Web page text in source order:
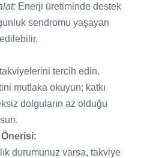
Enerji üretiminde destek
sendromu yaşayan
tercih edin.
mutlaka okuyun; katkı
dolguların az olduğu
Önerisi:
durumunuz varsa, takviye